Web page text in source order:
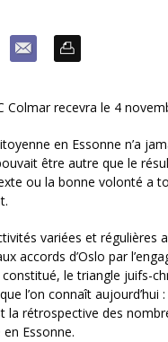
Colmar recevra le 4
en Essonne n’a
être autre que le
ou la bonne volonté a
variées et régulières
accords d’Oslo par
constitué, le triangle juifs-
l’on connaît
la rétrospective des
en Essonne.